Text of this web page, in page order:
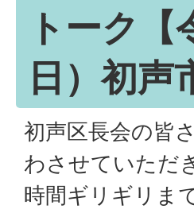
トーク
日）初声
初声区長会の皆
わさせていただ
時間ギリギリま